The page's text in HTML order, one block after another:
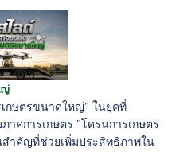
ญ่
กษตรขนาดใหญ่" ในยุคที่
คการเกษตร "โดรนการเกษตร
ำคัญที่ช่วยเพิ่มประสิทธิภาพใน